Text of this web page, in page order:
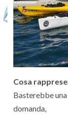
Cosa
Basterebbe
domanda,